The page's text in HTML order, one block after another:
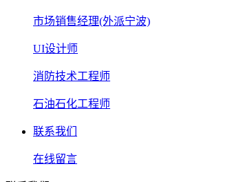
市场销售经理(外派宁波)
UI设计师
消防技术工程师
石油石化工程师
联系我们
在线留言